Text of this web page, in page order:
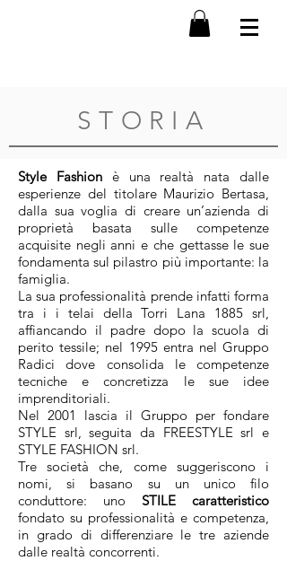
STORIA
Style Fashionè una realtà nata dalle
esperienze del titolare Maurizio Bertasa,
dalla sua voglia di creare un’azienda di
proprietà basata sulle competenze
acquisite negli anni e che gettasse le sue
fondamenta sul pilastro più importante: la
famiglia.
La sua professionalità prende infatti forma
tra i i telai della Torri Lana 1885 srl,
affiancando il padre dopo la scuola di
perito tessile; nel 1995 entra nel Gruppo
Radici dove consolida le competenze
tecniche e concretizza le sue idee
imprenditoriali.
Nel 2001 lascia il Gruppo per fondare
STYLE srl, seguita da FREESTYLE srl e
STYLE FASHION srl.
Tre società che, come suggeriscono i
nomi, si basano su un unico filo
conduttore: uno STILE caratteristico
fondato su professionalità e competenza,
in grado di differenziare le tre aziende
dalle realtà concorrenti.